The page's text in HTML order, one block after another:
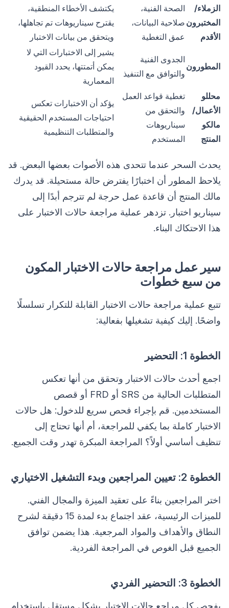
الزملاء/
المختبرون
الأقدم
الصحة الفنية،
صلاحية البيانات،
عمق التغطية
يكتشف الأخطاء المنطقية،
يقترح سيناريوهات تم تجاهلها،
ويتحقق من بيانات الاختبار
المطورون
الجدوى الفنية
والتوافق مع التنفيذ
يشير إلى الاختبارات التي لا
يمكن أتمتتها، يحدد القيود
المعمارية
محللو
الأعمال/
مالكو
المنتج
تغطية قواعد العمل
والتحقق من
سيناريوهات
المستخدم
يؤكد أن الاختبارات تعكس
احتياجات المستخدم الحقيقية
والمتطلبات التنظيمية
يحدث السحر عندما تتحدى هذه الأصوات بعضها البعض. قد
يلاحظ المطور أن اختبارًا يفترض حالة مستحيلة. قد يدرك
مالك المنتج أن قاعدة عمل حرجة لم تترجم أبدًا إلى
سيناريو اختبار. تزدهر عملية مراجعة حالات الاختبار على
هذا الاحتكاك البناء.
سير عمل مراجعة حالات الاختبار المكون
من سبع خطوات
تتبع عملية مراجعة حالات الاختبار القابلة للتكرار تسلسلًا
واضحًا. إليك كيفية تشغيلها بفعالية:
الخطوة 1: التحضير
اجمع أحدث حالات الاختبار وتحقق من أنها تعكس
المتطلبات الحالية من SRS أو FRD أو قصص
المستخدمين. قم بإجراء فحص سريع للدخول: هل حالات
الاختبار كاملة بما يكفي للمراجعة، أم أنها تحتاج إلى
تنظيف أساسي أولاً؟ المراجعة المبكرة تهدر وقت الجميع.
الخطوة 2: تعيين المراجعين وبدء التشغيل الاختياري
اختر المراجعين بناءً على تعقيد الميزة والمجال الفني.
للميزات الرئيسية، عقد اجتماع بدء لمدة 15 دقيقة لشرح
النطاق والأهداف والمواد المرجعية. هذا يضمن توافق
الجميع قبل الغوص في المراجعة الفردية.
الخطوة 3: التحضير الفردي
يفحص كل مراجع حالات الاختبار بشكل مستقل باستخدام